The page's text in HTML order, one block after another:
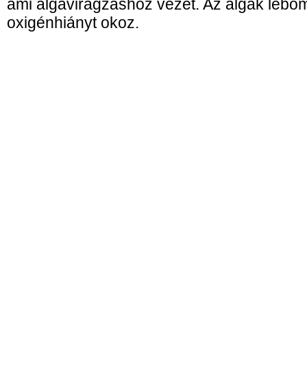
ami algavirágzáshoz vezet. Az algák
oxigénhiányt okoz.